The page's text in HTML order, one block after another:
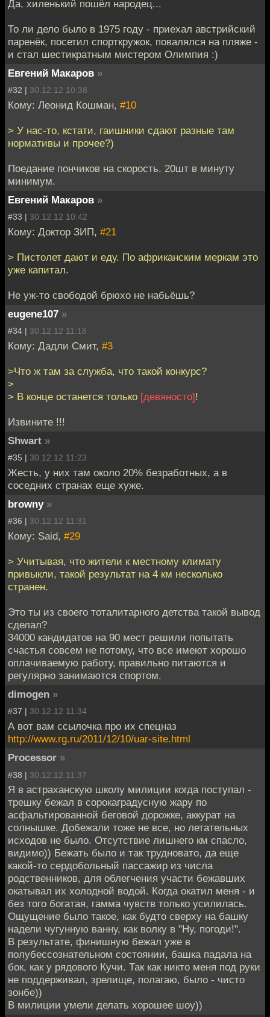
Да, хиленький пошёл народец...
То ли дело было в 1975 году - приехал австрийский
паренёк, посетил спорткружок, повалялся на пляже -
и стал шестикратным мистером Олимпия :)
Евгений Макаров »
#32 | 30.12.12 10:38
Кому: Леонид Кошман, #10
> У нас-то, кстати, гаишники сдают разные там
нормативы и прочее?)
Поедание пончиков на скорость. 20шт в минуту
минимум.
Евгений Макаров »
#33 | 30.12.12 10:42
Кому: Доктор ЗИП, #21
> Пистолет дают и еду. По африканским меркам это
уже капитал.
Не уж-то свободой брюхо не набьёшь?
eugene107 »
#34 | 30.12.12 11:18
Кому: Дадли Смит, #3
>Что ж там за служба, что такой конкурс?
>
> В конце останется только [девяносто]!
Извините !!!
Shwart »
#35 | 30.12.12 11:23
Жесть, у них там около 20% безработных, а в
соседних странах еще хуже.
browny »
#36 | 30.12.12 11:31
Кому: Said, #29
> Учитывая, что жители к местному климату
привыкли, такой результат на 4 км несколько
странен.
Это ты из своего тоталитарного детства такой вывод
сделал?
34000 кандидатов на 90 мест решили попытать
счастья совсем не потому, что все имеют хорошо
оплачиваемую работу, правильно питаются и
регулярно занимаются спортом.
dimogen »
#37 | 30.12.12 11:34
А вот вам ссылочка про их спецназ
http://www.rg.ru/2011/12/10/uar-site.html
Processor »
#38 | 30.12.12 11:37
Я в астраханскую школу милиции когда поступал -
трешку бежал в сорокаградусную жару по
асфальтированной беговой дорожке, аккурат на
солнышке. Добежали тоже не все, но летательных
исходов не было. Отсутствие лишнего км спасло,
видимо)) Бежать было и так трудновато, да еще
какой-то сердобольный пассажир из числа
родственников, для облегчения участи бежавших
окатывал их холодной водой. Когда окатил меня - и
без того богатая, гамма чувств только усилилась.
Ощущение было такое, как будто сверху на башку
надели чугунную ванну, как волку в "Ну, погоди!".
В результате, финишную бежал уже в
полубессознательном состоянии, башка падала на
бок, как у рядового Кучи. Так как никто меня под руки
не поддерживал, зрелище, полагаю, было - чисто
зонбе))
В милиции умели делать хорошее шоу))